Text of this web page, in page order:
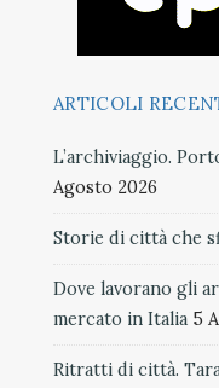
ARTICOLI
L’archiviaggio.
Agosto 2026
Storie di città che
Dove lavorano gli
mercato in Italia 5
Ritratti di città.